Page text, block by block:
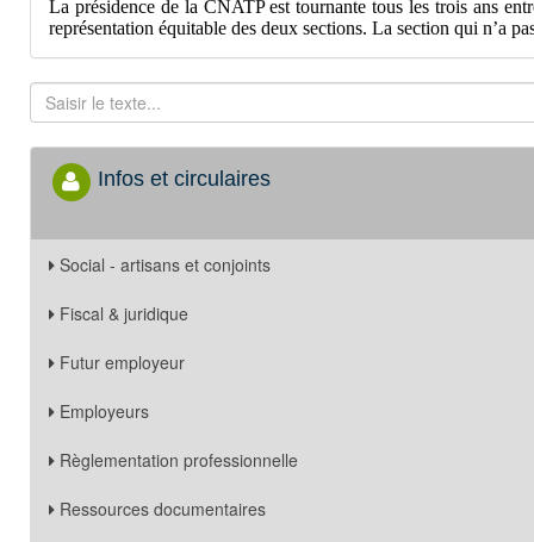
La présidence de la CNATP est tournante tous les trois ans
représentation équitable des deux sections. La section qui n’a
Infos et circulaires
Social - artisans et conjoints
Fiscal & juridique
Futur employeur
Employeurs
Règlementation professionnelle
Ressources documentaires